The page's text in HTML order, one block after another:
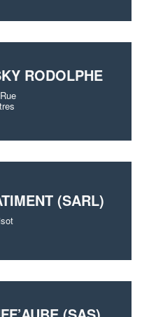
RODOLPHE
(SARL)